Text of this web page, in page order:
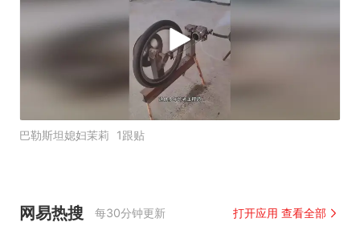
巴勒斯坦媳妇茉莉 1跟贴
网易热搜 每30分钟更新 打开应用 查看全部